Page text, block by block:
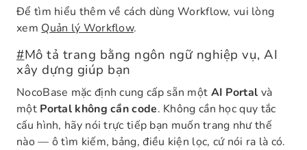
Để tìm hiểu thêm về cách dùng Workflow, vui lòng
xemQuản lý Workflow.
#Mô tả trang bằng ngôn ngữ nghiệp vụ, AI
xây dựng giúp bạn
NocoBase mặc định cung cấp sẵn một AI Portal và
một Portal không cần code. Không cần học quy tắc
cấu hình, hãy nói trực tiếp bạn muốn trang như thế
nào — ô tìm kiếm, bảng, điều kiện lọc, cứ nói ra là có.